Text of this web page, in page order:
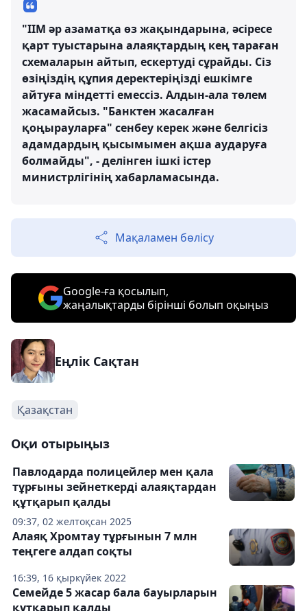
"ІІМ әр азаматқа өз жақындарына, әсіресе
қарт туыстарына алаяқтардың кең тараған
схемаларын айтып, ескертуді сұрайды. Сіз
өзіңіздің құпия деректеріңізді ешкімге
айтуға міндетті емессіз. Алдын-ала төлем
жасамайсыз. "Банктен жасалған
қоңырауларға" сенбеу керек және белгісіз
адамдардың қысымымен ақша аударуға
болмайды", - делінген ішкі істер
министрлігінің хабарламасында.
Мақаламен бөлісу
Google-ға қосылып,
жаңалықтарды бірінші болып оқыңыз
Еңлік Сақтан
Қазақстан
Оқи отырыңыз
09:37, 02 желтоқсан 2025
Павлодарда полицейлер мен қала
тұрғыны зейнеткерді алаяқтардан
құтқарып қалды
16:39, 16 қыркүйек 2022
Алаяқ Хромтау тұрғынын 7 млн
теңгеге алдап соқты
Семейде 5 жасар бала бауырларын
құтқарып қалды